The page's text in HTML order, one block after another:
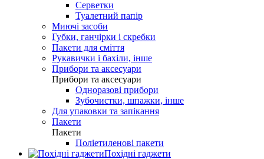
Серветки
Туалетний папір
Миючі засоби
Губки, ганчірки і скребки
Пакети для сміття
Рукавички і бахіли, інше
Прибори та аксесуари
Прибори та аксесуари
Одноразові прибори
Зубочистки, шпажки, інше
Для упаковки та запікання
Пакети
Пакети
Поліетиленові пакети
Похідні гаджети